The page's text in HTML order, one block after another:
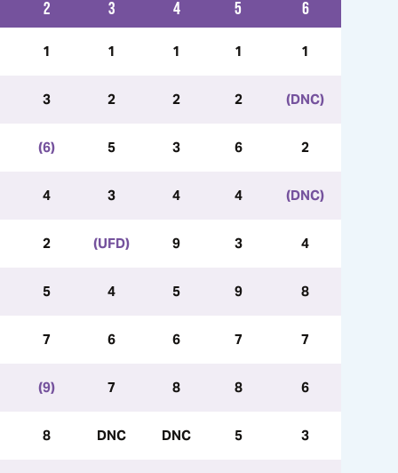
2 3 4 5 6
1 1 1 1 1
3 2 2 2 (DNC)
(6) 5 3 6 2
4 3 4 4 (DNC)
2 (UFD) 9 3 4
5 4 5 9 8
7 6 6 7 7
(9) 7 8 8 6
8 DNC DNC 5 3